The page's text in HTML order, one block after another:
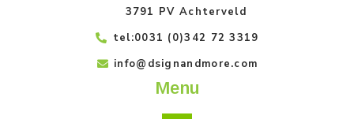
3791 PV Achterveld
tel:0031 (0)342 72 3319
info@dsignandmore.com
Menu